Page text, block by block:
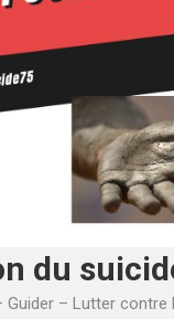
du
Guider – Lutter contre